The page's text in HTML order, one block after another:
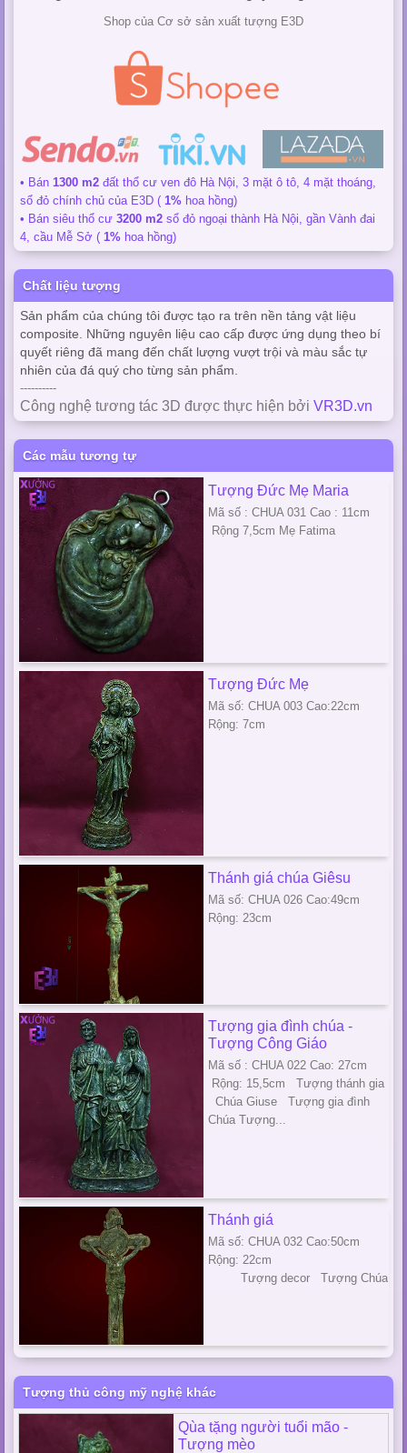
Shop của Cơ sở sản xuất tượng E3D
• Bán 1300 m2 đất thổ cư ven đô Hà Nội, 3 mặt ô tô, 4 mặt thoáng,
sổ đỏ chính chủ của E3D ( 1% hoa hồng)
• Bán siêu thổ cư 3200 m2 sổ đỏ ngoại thành Hà Nội, gần Vành đai
4, cầu Mễ Sở ( 1% hoa hồng)
Chất liệu tượng
Sản phẩm của chúng tôi được tạo ra trên nền tảng vật liệu
composite. Những nguyên liệu cao cấp được ứng dụng theo bí
quyết riêng đã mang đến chất lượng vượt trội và màu sắc tự
nhiên của đá quý cho từng sản phẩm.
----------
Công nghệ tương tác 3D được thực hiện bởi VR3D.vn
Các mẫu tương tự
Tượng Đức Mẹ Maria
Mã số : CHUA 031 Cao : 11cm
Rộng 7,5cm Mẹ Fatima
Tượng Đức Mẹ
Mã số: CHUA 003 Cao:22cm
Rộng: 7cm
Thánh giá chúa Giêsu
Mã số: CHUA 026 Cao:49cm
Rộng: 23cm
Tượng gia đình chúa -
Tượng Công Giáo
Mã số : CHUA 022 Cao: 27cm
Rộng: 15,5cm Tượng thánh gia
Chúa Giuse Tượng gia đình
Chúa Tượng...
Thánh giá
Mã số: CHUA 032 Cao:50cm
Rộng: 22cm
Tượng decor Tượng Chúa
Tượng thủ công mỹ nghệ khác
Qùa tặng người tuổi mão -
Tượng mèo